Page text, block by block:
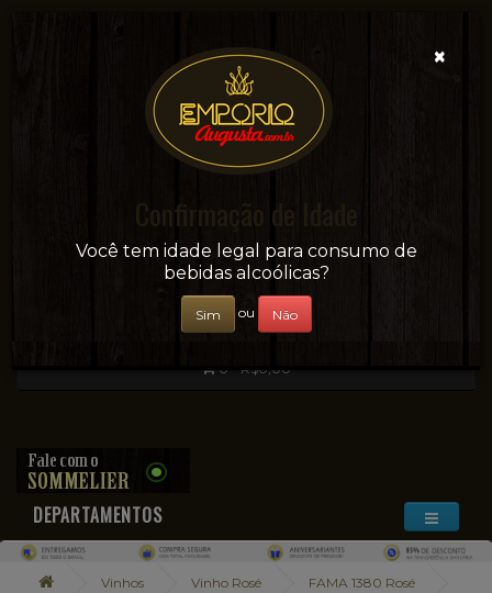
Sua conveniência e adega on-line!
0 - R$0,00
DEPARTAMENTOS
Vinhos Vinho Rosé FAMA 1380 Rosé
×
Confirmação de Idade
Você tem idade legal para consumo de
bebidas alcoólicas?
Sim ou Não